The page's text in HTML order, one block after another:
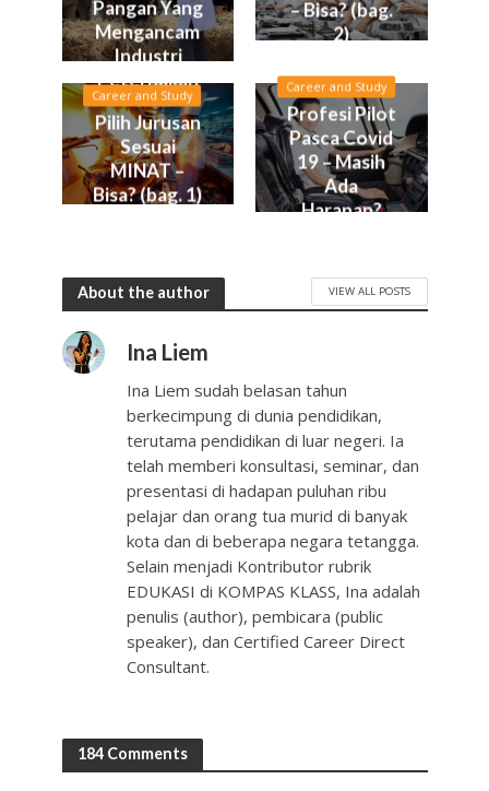
Pangan Yang
Mengancam
Industri
Peternakan
– Bisa? (bag.
2)
Career and Study
Pilih Jurusan
Sesuai
MINAT –
Bisa? (bag. 1)
Career and Study
Profesi Pilot
Pasca Covid
19 – Masih
Ada
Harapan?
About the author VIEW ALL POSTS
Ina Liem
Ina Liem sudah belasan tahun
berkecimpung di dunia pendidikan,
terutama pendidikan di luar negeri. Ia
telah memberi konsultasi, seminar, dan
presentasi di hadapan puluhan ribu
pelajar dan orang tua murid di banyak
kota dan di beberapa negara tetangga.
Selain menjadi Kontributor rubrik
EDUKASI di KOMPAS KLASS, Ina adalah
penulis (author), pembicara (public
speaker), dan Certified Career Direct
Consultant.
184 Comments